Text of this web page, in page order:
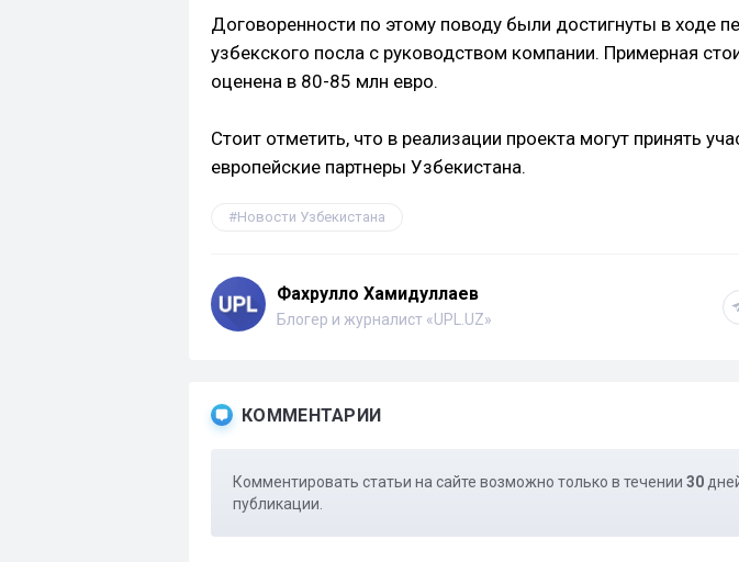
Договоренности по этому поводу были достигнуты в ходе
узбекского посла с руководством компании. Примерная
оценена в 80-85 млн евро.
Стоит отметить, что в реализации проекта могут принять
европейские партнеры Узбекистана.
Новости Узбекистана
Фахрулло Хамидуллаев
Блогер и журналист «UPL.UZ»
КОММЕНТАРИИ
Комментировать статьи на сайте возможно только в течении 30
публикации.